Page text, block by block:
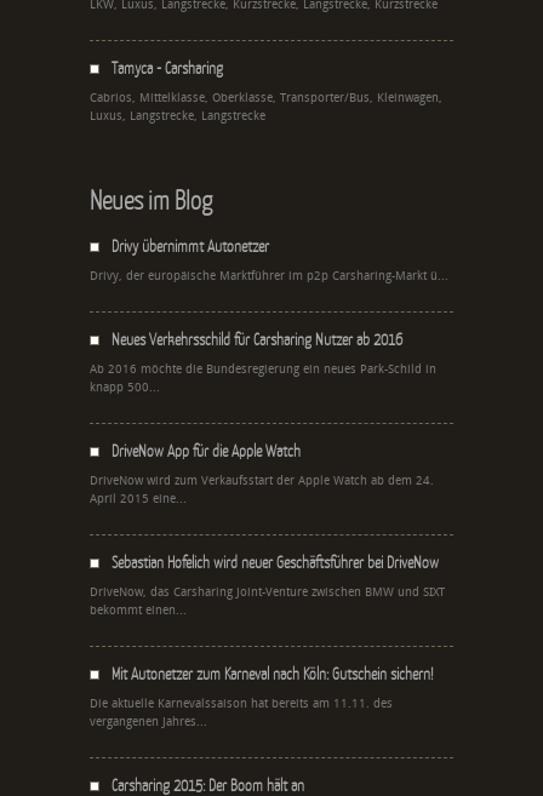
LKW, Luxus, Langstrecke, Kurzstrecke, Langstrecke, Kurzstrecke
Tamyca - Carsharing
Cabrios, Mittelklasse, Oberklasse, Transporter/Bus, Kleinwagen,
Luxus, Langstrecke, Langstrecke
Neues im Blog
Drivy übernimmt Autonetzer
Drivy, der europäische Marktführer im p2p Carsharing-Markt ü...
Neues Verkehrsschild für Carsharing Nutzer ab 2016
Ab 2016 möchte die Bundesregierung ein neues Park-Schild in
knapp 500...
DriveNow App für die Apple Watch
DriveNow wird zum Verkaufsstart der Apple Watch ab dem 24.
April 2015 eine...
Sebastian Hofelich wird neuer Geschäftsführer bei DriveNow
DriveNow, das Carsharing Joint-Venture zwischen BMW und SIXT
bekommt einen...
Mit Autonetzer zum Karneval nach Köln: Gutschein sichern!
Die aktuelle Karnevalssaison hat bereits am 11.11. des
vergangenen Jahres...
Carsharing 2015: Der Boom hält an